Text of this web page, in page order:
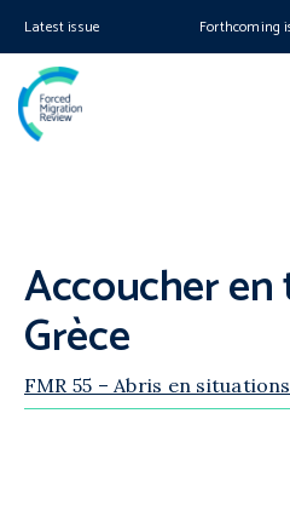
Latest issue Forthcoming
Accoucher
Grèce
FMR 55 – Abris en